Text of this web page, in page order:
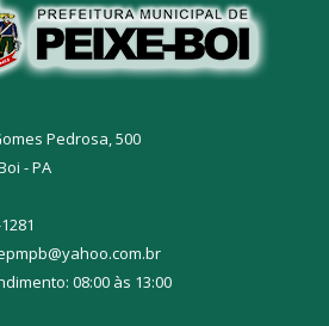
Pedrosa, 500
- PA
08:00 às 13:00